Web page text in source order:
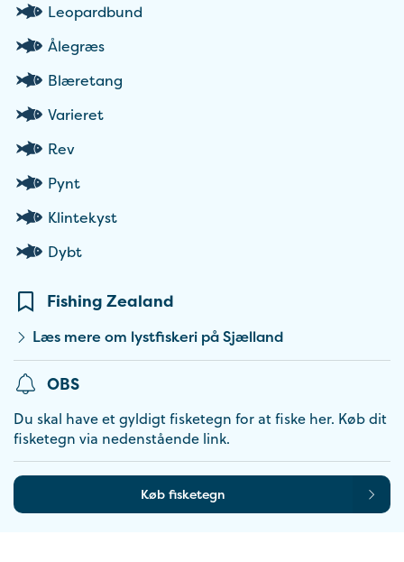
Leopardbund
Ålegræs
Blæretang
Varieret
Rev
Pynt
Klintekyst
Dybt
Fishing Zealand
Læs mere om lystfiskeri på Sjælland
OBS
Du skal have et gyldigt fisketegn for at fiske her. Køb dit
fisketegn via nedenstående link.
Køb fisketegn